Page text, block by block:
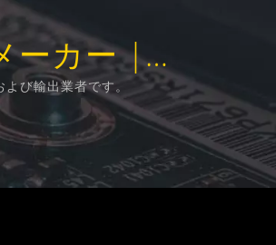
ーカー |
び輸出業者です。